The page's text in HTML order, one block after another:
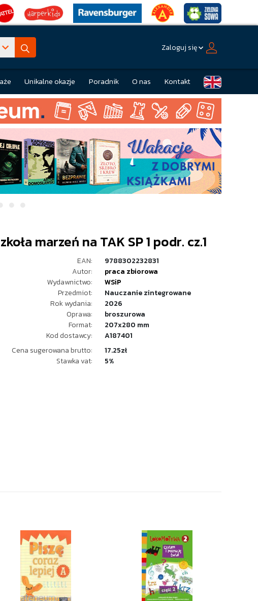
Zaloguj się
Unikalne okazje Poradnik O nas Kontakt
marzeń na TAK SP 1 podr. cz.1
EAN:
9788302232831
Autor:
praca zbiorowa
Wydawnictwo:
WSiP
Przedmiot:
Nauczanie zintegrowane
Rok wydania:
2026
Oprawa:
broszurowa
Format:
207x280 mm
Kod dostawcy:
A187401
Cena sugerowana brutto:
17.25zł
Stawka vat:
5%